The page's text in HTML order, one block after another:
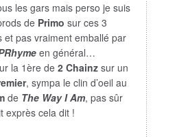
les gars mais perso je suis
de Primo sur ces 3
et pas vraiment emballé par
en général…
la 1ère de 2 Chainzsur un
, sympa le clin d’oeil au
de The Way I Am, pas sûr
exprès cela dit !